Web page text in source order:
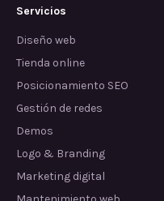
Servicios
Diseño web
Tienda online
Posicionamiento SEO
Gestión de redes
Demos
Logo & Branding
Marketing digital